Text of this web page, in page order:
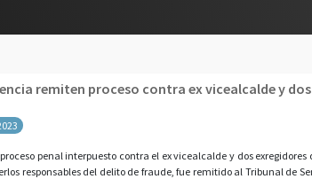
remiten proceso contra ex vicealcalde y
proceso penal interpuesto contra el ex vicealcalde y dos
responsables del delito de fraude, fue remitido al Tribunal de